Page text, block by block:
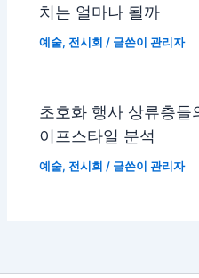
치는 얼마나 될까
예술, 전시회 / 글쓴이관리자
초호화 행사 상류층
이프스타일 분석
예술, 전시회 / 글쓴이관리자